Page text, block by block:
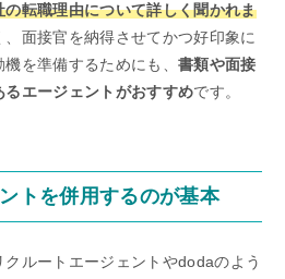
転職理由について詳しく聞かれま
面接官を納得させてかつ好印象に
を準備するためにも、書類や面接
エージェントがおすすめです。
トを併用するのが基本
ルートエージェントやdodaのよう